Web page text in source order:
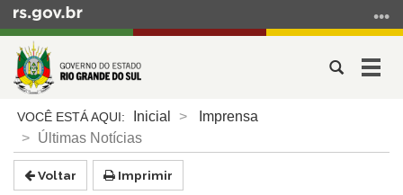
para
conteúdo
para
menu
Abrir
conteúdo
Inicial
Imprensa
Últimas Notícias
Voltar Imprimir